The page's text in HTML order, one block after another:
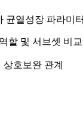
균열성장 파라미
할 및 서브셋 비교
호보완 관계